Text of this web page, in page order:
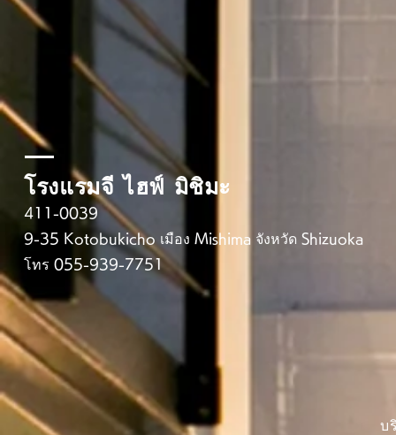
โรงแรมจี ไฮฟ์ มิชิมะ
411-0039
9-35 Kotobukicho เมือง Mishima จังหวัด Shizuoka
โทร 055-939-7751
บ